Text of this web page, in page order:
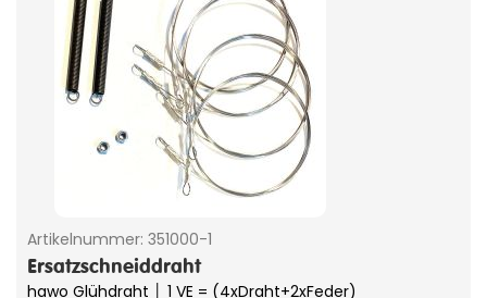
Artikelnummer: 351000-1
Ersatzschneiddraht
hawo Glühdraht │ 1 VE = (4xDraht+2xFeder)